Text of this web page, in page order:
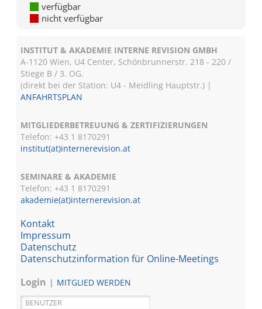
verfügbar
nicht verfügbar
INSTITUT & AKADEMIE INTERNE REVISION GMBH
A-1120 Wien, U4 Center, Schönbrunnerstr. 218 - 220 /
Stiege B / 3. OG.
(direkt bei der Station: U4 - Meidling Hauptstr.) |
ANFAHRTSPLAN
MITGLIEDERBETREUUNG & ZERTIFIZIERUNGEN
Telefon: +43 1 8170291
institut(at)internerevision.at
SEMINARE & AKADEMIE
Telefon: +43 18170291
akademie(at)internerevision.at
Kontakt
Impressum
Datenschutz
Datenschutzinformation für Online-Meetings
Login
MITGLIED WERDEN